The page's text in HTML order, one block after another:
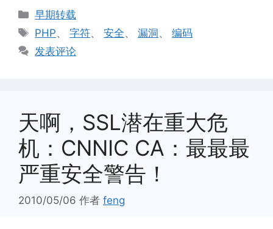
分
类
早期转载
标
签
PHP、字符、安全、漏洞、编码
发表评论
天啊，SSL潜在重大危
机：CNNIC CA：最最最
严重安全警告！
2010/05/06 作者 feng